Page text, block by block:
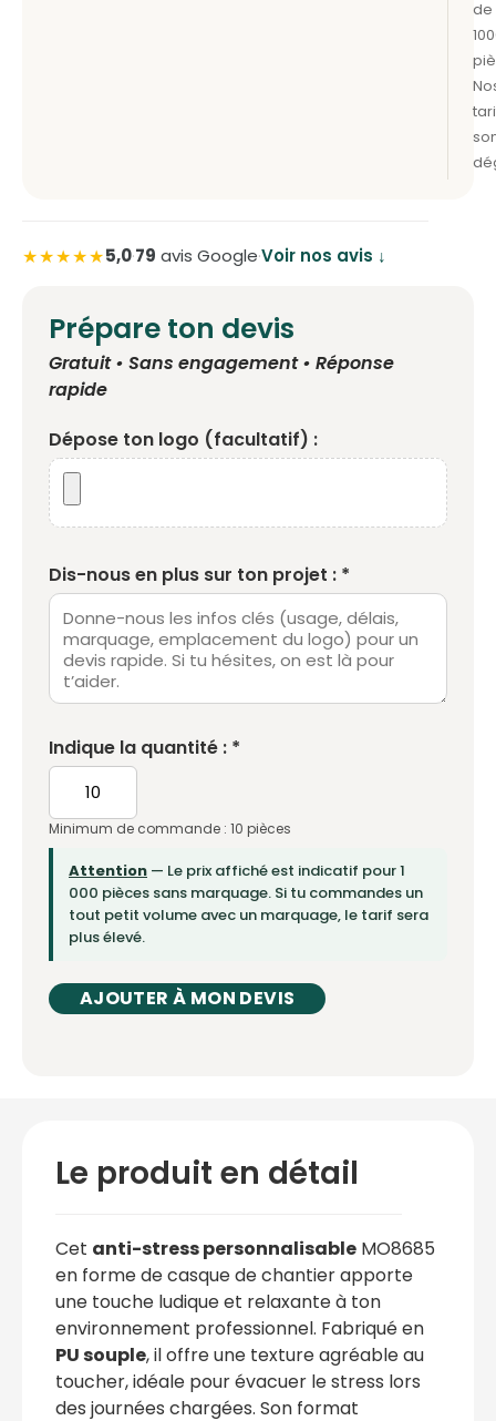
★★★★★5,0·79 avis Google·Voir nos avis ↓
Prépare ton devis
Gratuit • Sans engagement • Réponse
rapide
Dépose ton logo (facultatif) :
Dis-nous en plus sur ton projet : *
Indique la quantité : *
Minimum de commande : 10 pièces
Attention — Le prix affiché est indicatif pour 1
000 pièces sans marquage. Si tu commandes un
tout petit volume avec un marquage, le tarif sera
plus élevé.
AJOUTER À MON DEVIS
Le produit en détail
Cet anti-stress personnalisable MO8685
en forme de casque de chantier apporte
une touche ludique et relaxante à ton
environnement professionnel. Fabriqué en
PU souple, il offre une texture agréable au
toucher, idéale pour évacuer le stress lors
des journées chargées. Son format